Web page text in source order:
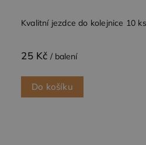
Kvalitní jezdce do kolejnice 10
25 Kč / balení
Do košíku